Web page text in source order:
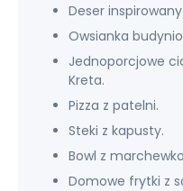
Deser
Owsianka
Jednoporcjowe
Kreta.
Pizza z patelni.
Steki z kapusty.
Bowl z
Domowe frytki z